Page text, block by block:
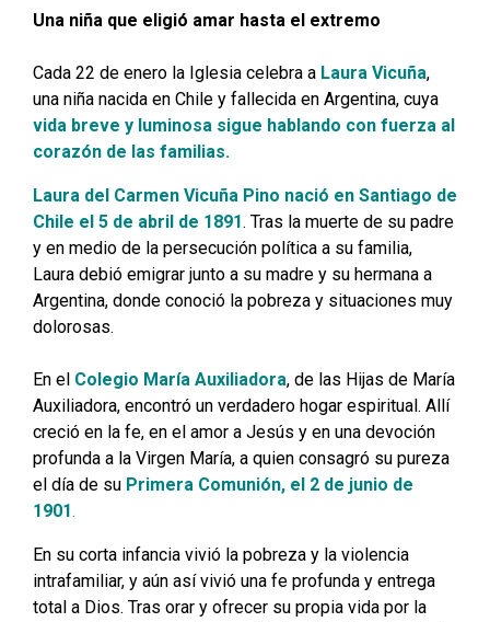
Una niña que eligió amar hasta el extremo
Cada 22 de enero la Iglesia celebra a Laura Vicuña,
una niña nacida en Chile y fallecida en Argentina, cuya
vida breve y luminosa sigue hablando con fuerza al
corazón de las familias.
Laura del Carmen Vicuña Pino nació en Santiago de
Chile el 5 de abril de 1891. Tras la muerte de su padre
y en medio de la persecución política a su familia,
Laura debió emigrar junto a su madre y su hermana a
Argentina, donde conoció la pobreza y situaciones muy
dolorosas.
En el Colegio María Auxiliadora, de las Hijas de María
Auxiliadora, encontró un verdadero hogar espiritual. Allí
creció en la fe, en el amor a Jesús y en una devoción
profunda a la Virgen María, a quien consagró su pureza
el día de su Primera Comunión, el 2 de junio de
1901.
En su corta infancia vivió la pobreza y la violencia
intrafamiliar, y aún así vivió una fe profunda y entrega
total a Dios. Tras orar y ofrecer su propia vida por la